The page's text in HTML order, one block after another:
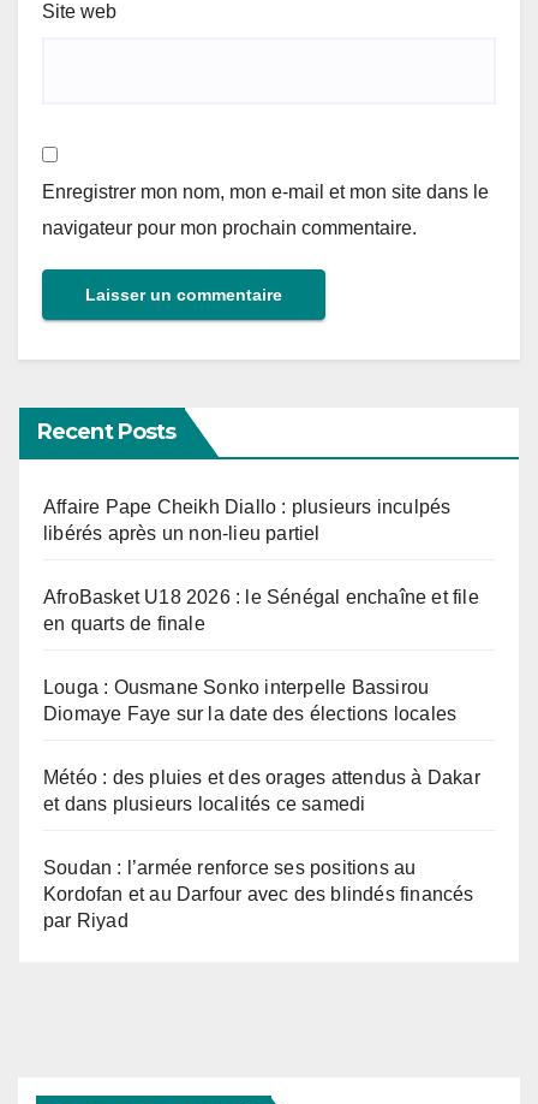
Site web
Enregistrer mon nom, mon e-mail et mon site dans le
navigateur pour mon prochain commentaire.
Recent Posts
Affaire Pape Cheikh Diallo : plusieurs inculpés
libérés après un non-lieu partiel
AfroBasket U18 2026 : le Sénégal enchaîne et file
en quarts de finale
Louga : Ousmane Sonko interpelle Bassirou
Diomaye Faye sur la date des élections locales
Météo : des pluies et des orages attendus à Dakar
et dans plusieurs localités ce samedi
Soudan : l’armée renforce ses positions au
Kordofan et au Darfour avec des blindés financés
par Riyad